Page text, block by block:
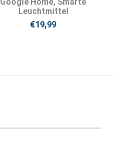
Leuchtmittel
€19,99